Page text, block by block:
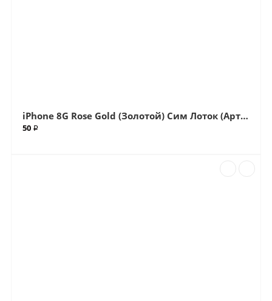
iPhone 8G Rose Gold (Золотой) Сим Лоток (Артик.ГС-762)
50 ₽